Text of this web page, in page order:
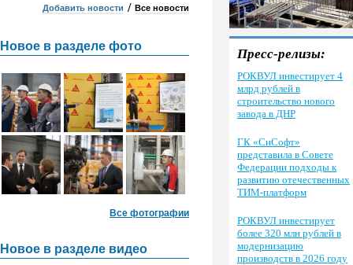
Добавить новости / Все новости
Новое в разделе фото
Все фотографии
Новое в разделе видео
Пресс-релизы:
РОКВУЛ инвестирует 4
млрд рублей в
строительство нового
завода в ДНР
ГК «СиСофт»
представила в Совете
Федерации подходы к
развитию отечественных
ТИМ-платформ
РОКВУЛ инвестирует
более 320 млн рублей в
модернизацию
производств в 2026 году